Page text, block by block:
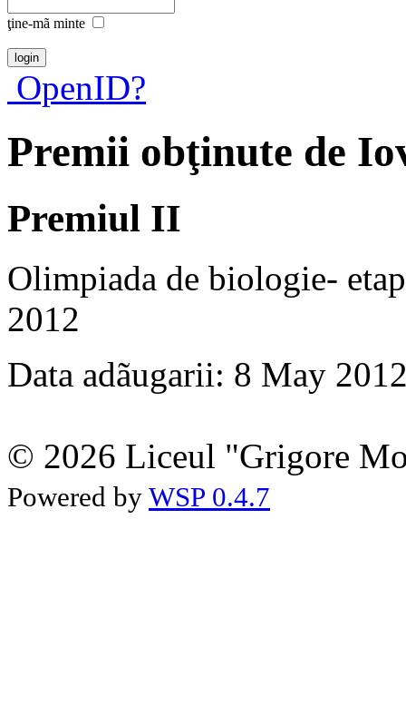
ţine-mã minte
OpenID?
Premii obţinute de
Premiul II
Olimpiada de biologie-
2012
Data adãugarii: 8 May
© 2026 Liceul "Grigore
Powered by WSP 0.4.7